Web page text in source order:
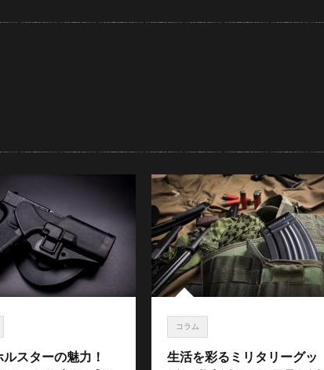
スターの魅力！
コラム
生活を彩るミリタリーグッ